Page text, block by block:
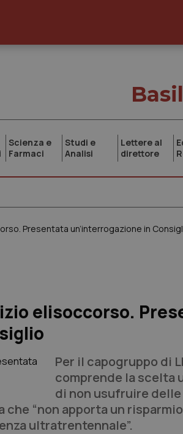
Scienza e
Farmaci
Studi e
Analisi
Lettere al
direttore
Presentata un’interrogazione in
elisoccorso.
Per il capogruppo di
comprende la scelta
di non usufruire
che “non apporta un
ultratrentennale”.